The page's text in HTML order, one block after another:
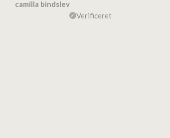
camilla bindslev
Verificeret